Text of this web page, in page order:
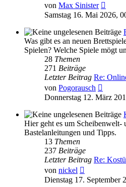
von Max Sinister
Samstag 16. Mai 2026,
Was gibt es an neuen
Spielen? Welche Spiele mögt
28 Themen
271 Beiträge
Letzter Beitrag Re:
von Pogorausch
Beitrag
Donnerstag 12. März
Hier geht es um Scheibenwelt-
Bastelanleitungen und Tipps.
13 Themen
237 Beiträge
Letzter Beitrag Re:
von nickel
Beitrag
Dienstag 17. September